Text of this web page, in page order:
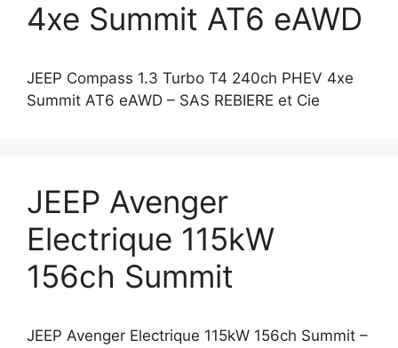
4xe Summit AT6 eAWD
JEEP Compass 1.3 Turbo T4 240ch PHEV 4xe
Summit AT6 eAWD – SAS REBIERE et Cie
JEEP Avenger
Electrique 115kW
156ch Summit
JEEP Avenger Electrique 115kW 156ch Summit –